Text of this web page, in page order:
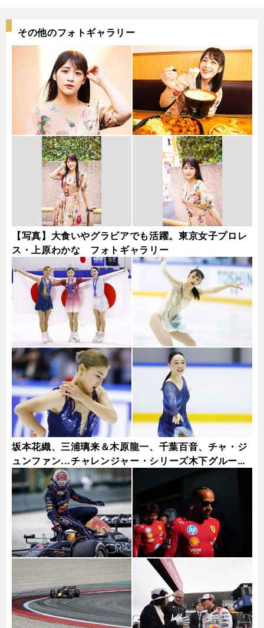
その他のフォトギャラリー
【写真】大食いやグラビアでも活躍。東京女子プロレ
ス・上原わかな フォトギャラリー
坂本花織、三浦璃来＆木原龍一、千葉百音、チャ・ジ
ュンファン...チャレンジャー・シリーズ木下グループ
杯フォトギャラリー